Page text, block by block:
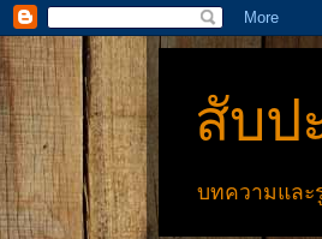
สับป
บทความและ